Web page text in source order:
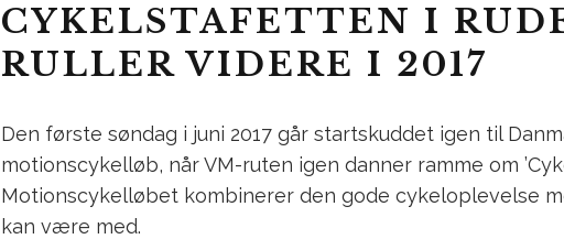
CYKELSTAFETTEN I
RULLER VIDERE I 2017
Den første søndag i juni 2017 går startskuddet igen til
motionscykelløb, når VM-ruten igen danner ramme om
Motionscykelløbet kombinerer den gode cykeloplevelse
kan være med.